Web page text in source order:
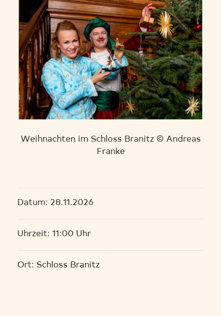
Weihnachten im Schloss Branitz © Andreas
Franke
Datum: 28.11.2026
Uhrzeit: 11:00 Uhr
Ort: Schloss Branitz